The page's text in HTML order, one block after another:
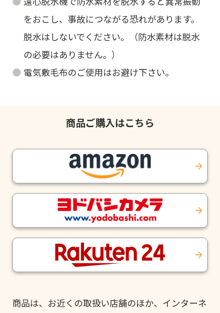
をおこし、事故につながる恐れがあります。
脱水はしないでください。（防水素材は脱水
の必要はありません。）
電気敷毛布のご使用はお避け下さい。
商品ご購入はこちら
商品は、お近くの取扱い店舗のほか、インターネ